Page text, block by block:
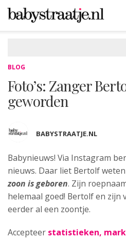
BLOG
Foto’s: Zanger
geworden
BABYSTRAATJE.NL
Babynieuws! Via Instagram
nieuws. Daar liet Bertolf
zoon is geboren. Zijn
helemaal goed! Bertolf en zijn
eerder al een zoontje.
Accepteer statistieken,